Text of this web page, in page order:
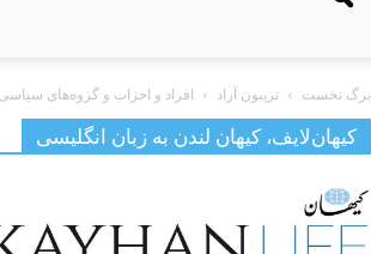
برگ نخست تریبون آزاد افراد و احزاب و گروه‌های سیاسی
کیهان‌لایف، کیهان لندن به زبان انگلیسی